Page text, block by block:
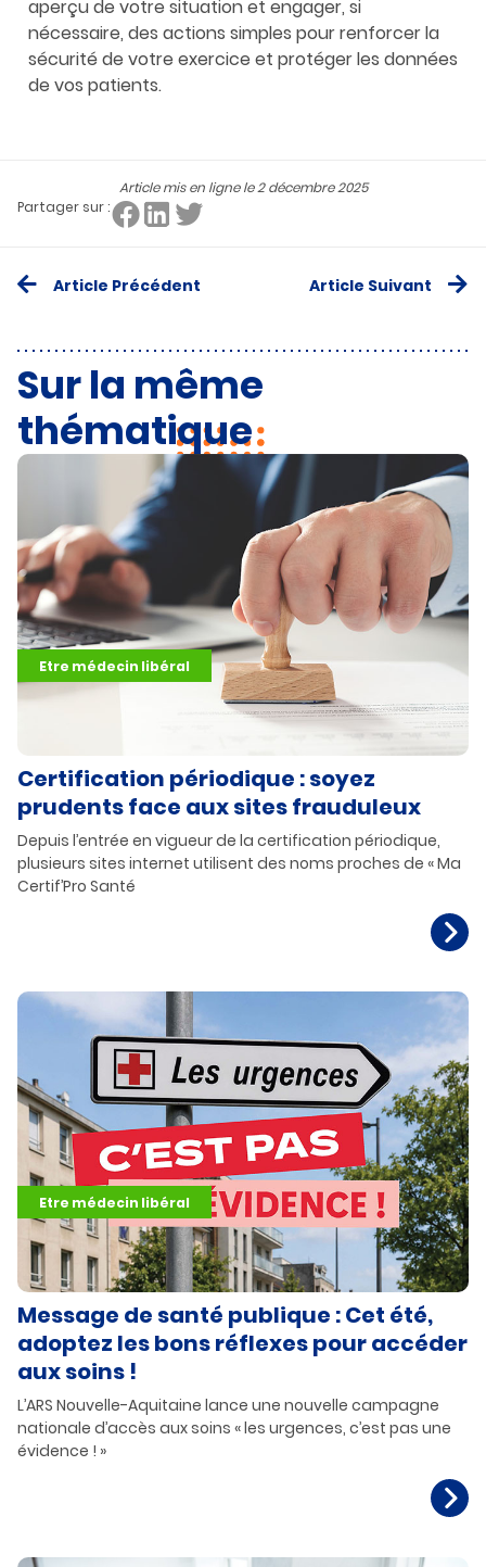
aperçu de votre situation et engager, si
nécessaire, des actions simples pour renforcer la
sécurité de votre exercice et protéger les données
de vos patients.
Article mis en ligne le 2 décembre 2025
Partager sur :
Article Précédent Article Suivant
Sur la même
thématique
Certification périodique : soyez
prudents face aux sites frauduleux
Depuis l’entrée en vigueur de la certification périodique,
plusieurs sites internet utilisent des noms proches de « Ma
Certif’Pro Santé
Etre médecin libéral
Message de santé publique : Cet été,
adoptez les bons réflexes pour accéder
aux soins !
L’ARS Nouvelle-Aquitaine lance une nouvelle campagne
nationale d’accès aux soins « les urgences, c’est pas une
évidence ! »
Etre médecin libéral